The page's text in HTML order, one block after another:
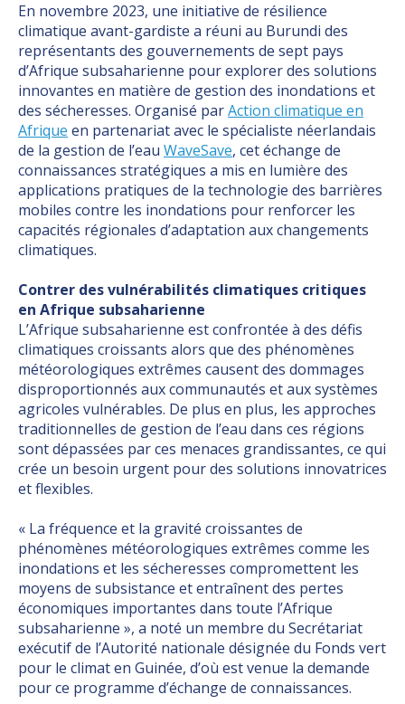
En novembre 2023, une initiative de résilience
climatique avant-gardiste a réuni au Burundi des
représentants des gouvernements de sept pays
d’Afrique subsaharienne pour explorer des solutions
innovantes en matière de gestion des inondations et
des sécheresses. Organisé parAction climatique en
Afrique en partenariat avec le spécialiste néerlandais
de la gestion de l’eau WaveSave, cet échange de
connaissances stratégiques a mis en lumière des
applications pratiques de la technologie des barrières
mobiles contre les inondations pour renforcer les
capacités régionales d’adaptation aux changements
climatiques.
Contrer des vulnérabilités climatiques critiques
en Afrique subsaharienne
L’Afrique subsaharienne est confrontée à des défis
climatiques croissants alors que des phénomènes
météorologiques extrêmes causent des dommages
disproportionnés aux communautés et aux systèmes
agricoles vulnérables. De plus en plus, les approches
traditionnelles de gestion de l’eau dans ces régions
sont dépassées par ces menaces grandissantes, ce qui
crée un besoin urgent pour des solutions innovatrices
et flexibles.
« La fréquence et la gravité croissantes de
phénomènes météorologiques extrêmes comme les
inondations et les sécheresses compromettent les
moyens de subsistance et entraînent des pertes
économiques importantes dans toute l’Afrique
subsaharienne », a noté un membre du Secrétariat
exécutif de l’Autorité nationale désignée du Fonds vert
pour le climat en Guinée, d’où est venue la demande
pour ce programme d’échange de connaissances.